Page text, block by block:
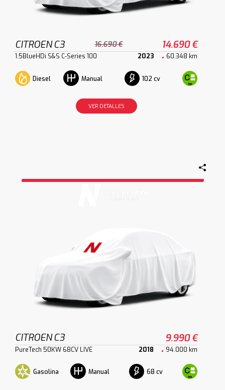
CITROEN C3 16.690 € 14.690 €
1.5BlueHDi S&S C-Series 100 2023 60.348 km
Diesel Manual 102 cv
VER DETALLES
CITROEN C3 9.990 €
PureTech 50KW 68CV LIVE 2018 94.000 km
Gasolina Manual 68 cv